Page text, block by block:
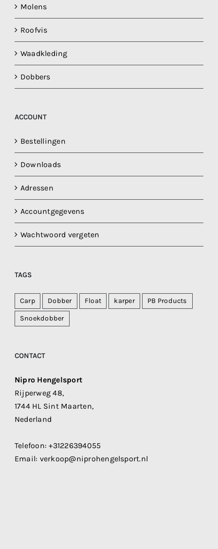
Molens
Roofvis
Waadkleding
Dobbers
ACCOUNT
Bestellingen
Downloads
Adressen
Accountgegevens
Wachtwoord vergeten
TAGS
Carp Dobber Float karper PB Products
Snoekdobber
CONTACT
Nipro Hengelsport
Rijperweg 48,
1744 HL Sint Maarten,
Nederland
Telefoon:+31226394055
Email: verkoop@niprohengelsport.nl